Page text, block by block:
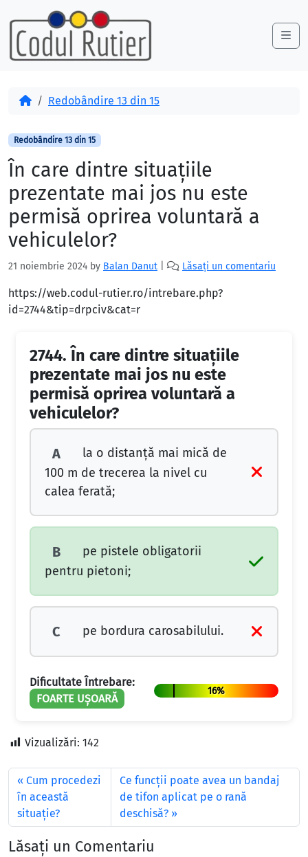
Skip to content
Skip to footer
AcasăRedobândire 13 din 15
Redobândire 13 din 15
În care dintre situaţiile
prezentate mai jos nu este
permisă oprirea voluntară a
vehiculelor?
21 noiembrie 2024 by Balan Danut Lăsați un comentariu
https://web.codul-rutier.ro/intrebare.php?
id=2744&tip=drpciv&cat=r
2744. În care dintre situaţiile
prezentate mai jos nu este
permisă oprirea voluntară a
vehiculelor?
A
la o distanţă mai mică de
100 m de trecerea la nivel cu
calea ferată;
B
pe pistele obligatorii
pentru pietoni;
C pe bordura carosabilului.
Dificultate Întrebare:
FOARTE UȘOARĂ
16%
Vizualizări: 142
Cum procedezi
în această
situaţie?
Ce funcții poate avea un bandaj
de tifon aplicat pe o rană
deschisă?
Lăsați un Comentariu